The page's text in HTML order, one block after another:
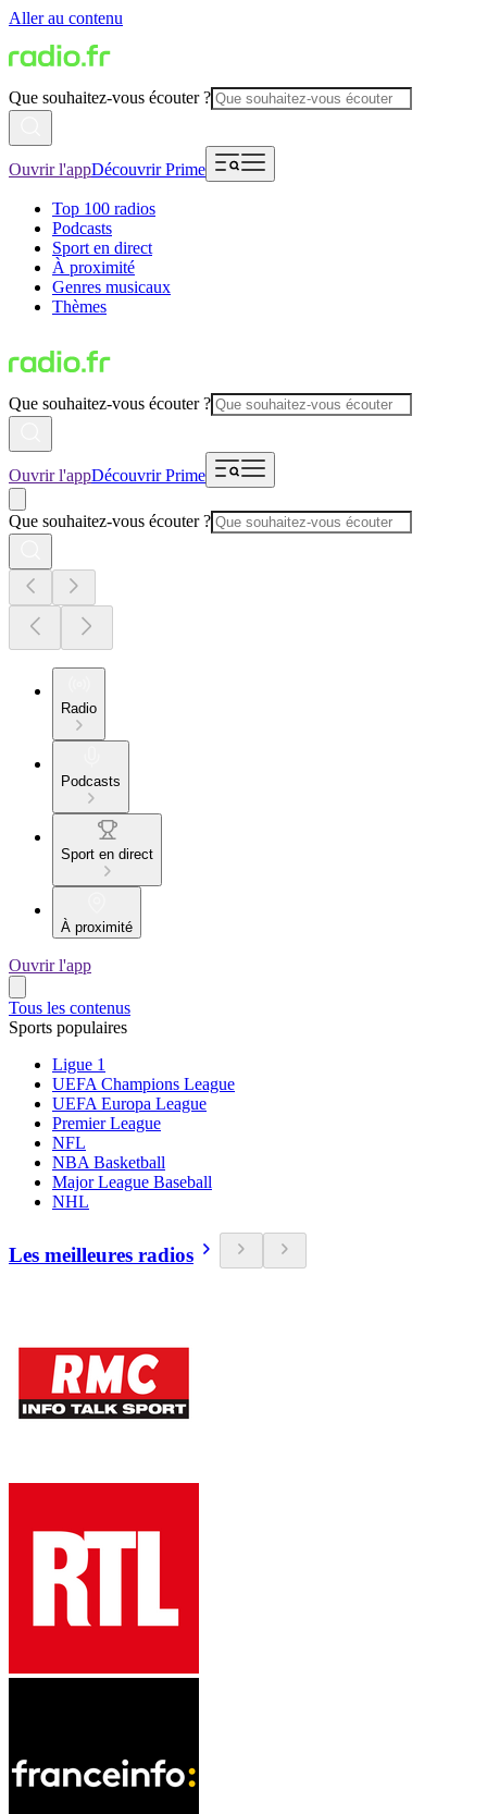
Aller au contenu
Que souhaitez-vous écouter ?
Ouvrir l'appDécouvrir Prime
Top 100 radios
Podcasts
Sport en direct
À proximité
Genres musicaux
Thèmes
Que souhaitez-vous écouter ?
Ouvrir l'appDécouvrir Prime
Que souhaitez-vous écouter ?
Radio
Podcasts
Sport en direct
À proximité
Ouvrir l'app
Tous les contenus
Sports populaires
Ligue 1
UEFA Champions League
UEFA Europa League
Premier League
NFL
NBA Basketball
Major League Baseball
NHL
Les meilleures radios